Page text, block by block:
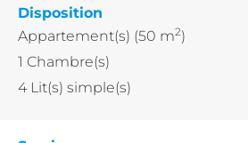
Disposition
Appartement(s) (50 m2)
1 Chambre(s)
4 Lit(s) simple(s)